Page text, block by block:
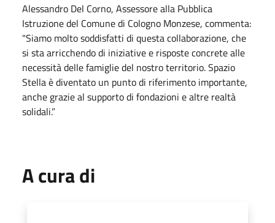
Alessandro Del Corno, Assessore alla Pubblica
Istruzione del Comune di Cologno Monzese, commenta:
"Siamo molto soddisfatti di questa collaborazione, che
si sta arricchendo di iniziative e risposte concrete alle
necessità delle famiglie del nostro territorio. Spazio
Stella è diventato un punto di riferimento importante,
anche grazie al supporto di fondazioni e altre realtà
solidali.”
A cura di